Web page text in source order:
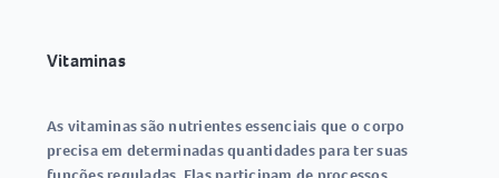
Vitaminas
As vitaminassão nutrientes essenciais que o corpo
precisa em determinadas quantidades para ter suas